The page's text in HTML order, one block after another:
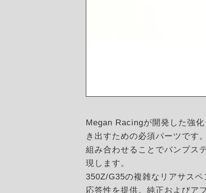
Megan Racingが開発した強
き出すための必須パーツです
組み合わせることでバンプス
現します。
350Z/G35の複雑なリアサス
応答性を提供。純正およびア